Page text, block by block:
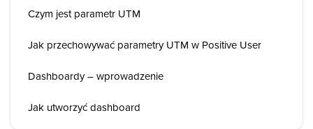
Czym jest parametr UTM
Jak przechowywać parametry UTM w Positive User
Dashboardy – wprowadzenie
Jak utworzyć dashboard